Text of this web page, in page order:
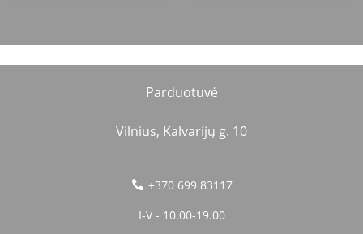
Parduotuvė
Vilnius, Kalvarijų g. 10
+370 699 83117
I-V - 10.00-19.00